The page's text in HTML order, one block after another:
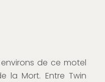
de ce motel
la Mort. Entre Twin